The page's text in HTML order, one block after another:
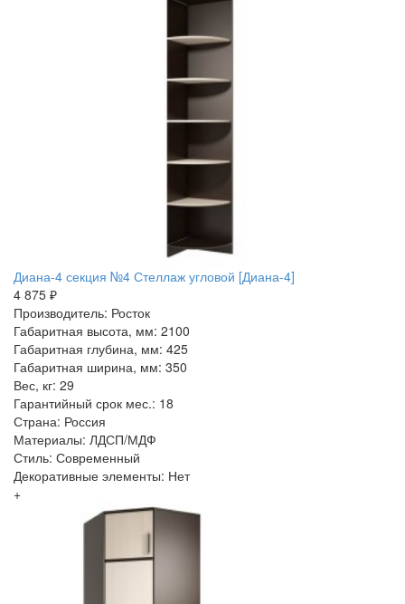
Диана-4 секция №4 Стеллаж угловой [Диана-4]
4 875 ₽
Производитель: Росток
Габаритная высота, мм: 2100
Габаритная глубина, мм: 425
Габаритная ширина, мм: 350
Вес, кг: 29
Гарантийный срок мес.: 18
Страна: Россия
Материалы: ЛДСП/МДФ
Стиль: Современный
Декоративные элементы: Нет
+